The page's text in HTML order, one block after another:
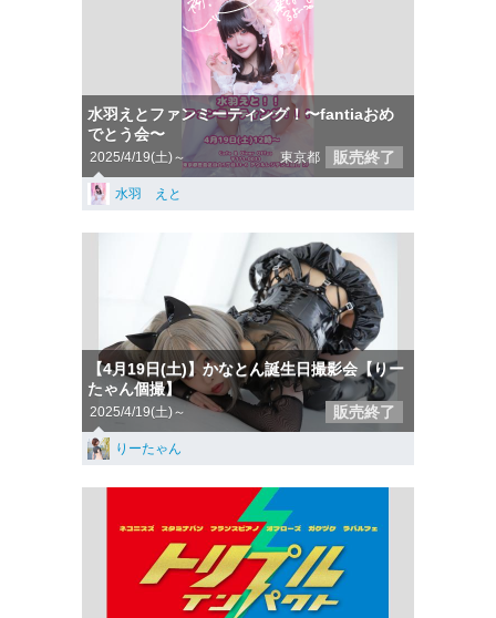
水羽えとファンミーティング！〜fantiaおめ
でとう会〜
2025/4/19(土)～ 東京都 販売終了
水羽 えと
【4月19日(土)】かなとん誕生日撮影会【りー
たゃん個撮】
2025/4/19(土)～ 販売終了
りーたゃん